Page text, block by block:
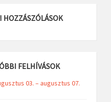
HOZZÁSZÓLÁSOK
FELHÍVÁSOK
03. – augusztus 07.